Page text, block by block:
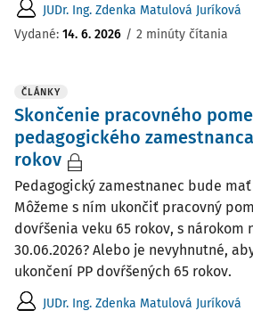
JUDr. Ing. Zdenka Matulová Juríková
Vydané: 14. 6. 2026 / 2 minúty čítania
ČLÁNKY
Skončenie pracovného
pedagogického
rokov
Pedagogický zamestnanec bude mať
Môžeme s ním ukončiť pracovný
dovŕšenia veku 65 rokov, s nárokom
30.06.2026? Alebo je nevyhnutné,
ukončení PP dovŕšených 65 rokov.
JUDr. Ing. Zdenka Matulová Juríková